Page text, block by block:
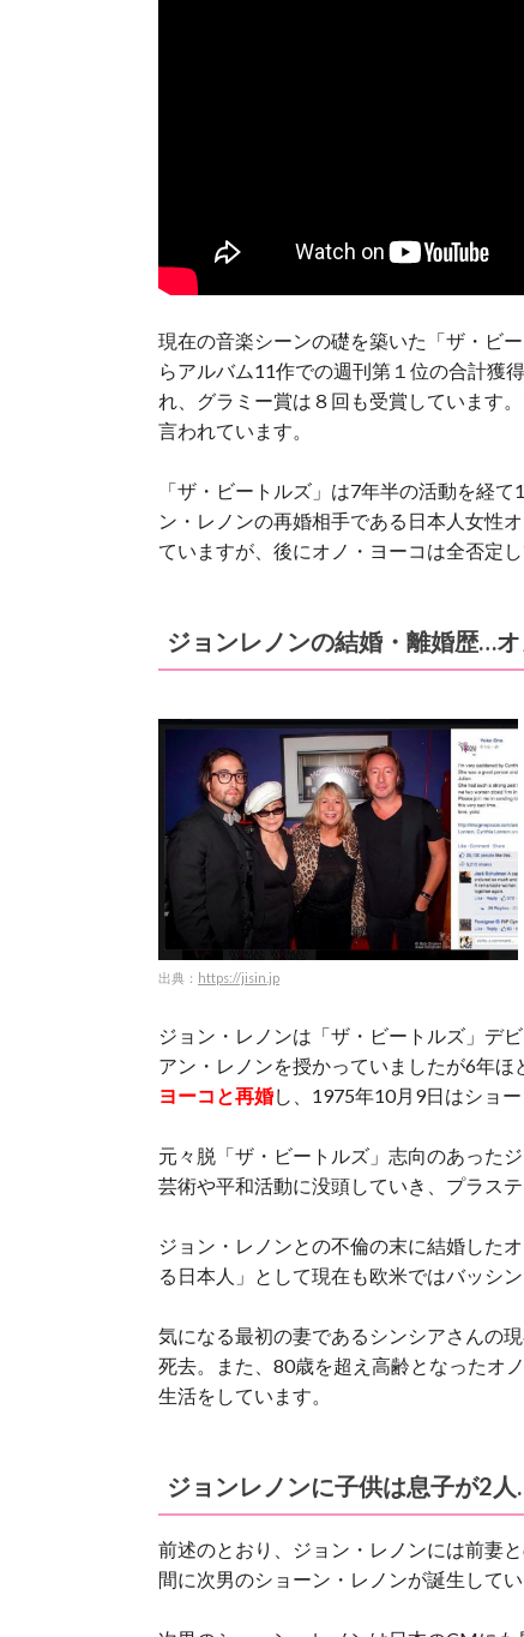
現在の音楽シーンの礎を築いた「ザ・ビ
らアルバム11作での週刊第１位の合計獲
れ、グラミー賞は８回も受賞しています
言われています。
「ザ・ビートルズ」は7年半の活動を経
ン・レノンの再婚相手である日本人女性
ていますが、後にオノ・ヨーコは全否定し
ジョンレノンの結婚・離婚歴…
出典： https://jisin.jp
ジョン・レノンは「ザ・ビートルズ」デ
アン・レノンを授かっていましたが6年ほ
ヨーコと再婚し、1975年10月9日はショ
元々脱「ザ・ビートルズ」志向のあった
芸術や平和活動に没頭していき、プラス
ジョン・レノンとの不倫の末に結婚した
る日本人」として現在も欧米ではバッシン
気になる最初の妻であるシンシアさんの
死去。また、80歳を超え高齢となったオ
生活をしています。
ジョンレノンに子供は息子が2
前述のとおり、ジョン・レノンには前妻
間に次男のショーン・レノンが誕生してい